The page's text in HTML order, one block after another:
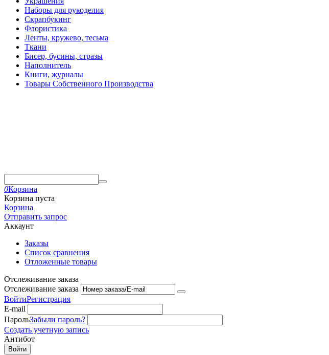
Наборы для рукоделия
Скрапбукинг
Флористика
Ленты, кружево, тесьма
Ткани
Бисер, бусины, стразы
Наполнитель
Книги, журналы
Товары Собственного Производства
0Корзина
Корзина пуста
Корзина
Отправить запрос
Аккаунт
Заказы
Список сравнения
Отложенные товары
Отслеживание заказа
Отслеживание заказа
ВойтиРегистрация
E-mail
ПарольЗабыли пароль?
Создать учетную запись
Антибот
Войти